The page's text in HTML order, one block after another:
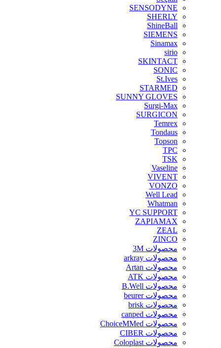
SENSODYNE
SHERLY
ShineBall
SIEMENS
Sinamax
sirio
SKINTACT
SONIC
St.Ives
STARMED
SUNNY GLOVES
Surgi-Max
SURGICON
Temrex
Tondaus
Topson
TPC
TSK
Vaseline
VIVENT
VONZO
Well Lead
Whatman
YC SUPPORT
ZAPIAMAX
ZEAL
ZINCO
محصولات 3M
محصولات arkray
محصولات Artan
محصولات ATK
محصولات B.Well
محصولات beurer
محصولات brisk
محصولات canped
محصولات ChoiceMMed
محصولات CIBER
محصولات Coloplast